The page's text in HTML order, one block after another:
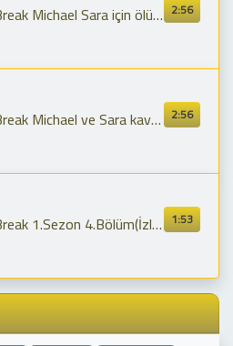
2:56
Sara için ölüme gitti. Türkçe altyazılı
2:56
ve Sara kavuştu. Tr altyazılı.
1:53
4.Bölüm(İzleme Linki Açıklamada)